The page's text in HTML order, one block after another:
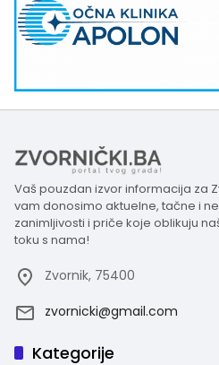
Vaš pouzdan izvor informacija za
vam donosimo aktuelne, tačne i
zanimljivosti i priče koje oblikuju
toku s nama!
Zvornik, 75400
zvornicki@gmail.com
Kategorije